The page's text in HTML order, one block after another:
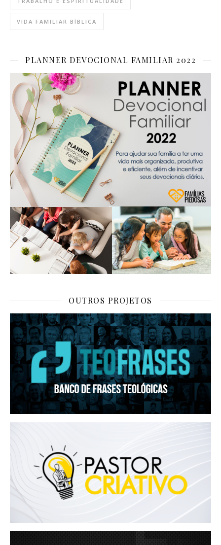
VIDA FAMILIAR BÍBLICA
PLANNER DEVOCIONAL FAMILIAR 2022
OUTROS PROJETOS